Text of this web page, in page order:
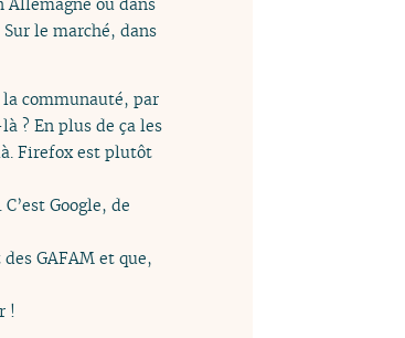
le marché, dans
communauté, par
? En plus de ça les
Firefox est plutôt
Google, de
GAFAM et que,
!